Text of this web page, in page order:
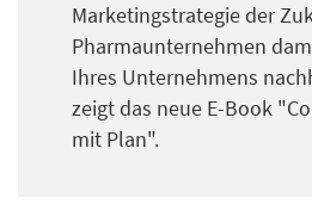
Marketingstrategie der
Pharmaunternehmen
Ihres Unternehmens
zeigt das neue E-Book
mit Plan".